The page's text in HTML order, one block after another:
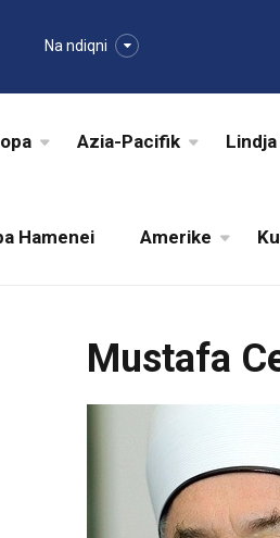
Na ndiqni
Azia-Pacifik
Hamenei Amerike
Mustafa